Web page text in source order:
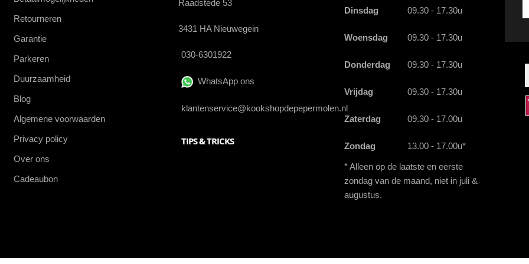
Retourneren
Garantie
Parkeren
Duurzaamheid
Blog
Algemene voorwaarden
Privacy policy
Over ons
Cadeaubon
Raadstede 53
3431 HA Nieuwegein
030-6301922
WhatsApp ons
klantenservice@kookshopdepepermolen.nl
TIPS & TRICKS
Dinsdag 09.30 - 17.30u
Woensdag 09.30 - 17.30u
Donderdag 09.30 - 17.30u
Vrijdag 09.30 - 17.30u
Zaterdag 09.30 - 17.00u
Zondag 13.00 - 17.00u*
* Alleen op de laatste en eerste
zondag van de maand, niet in juli &
augustus.